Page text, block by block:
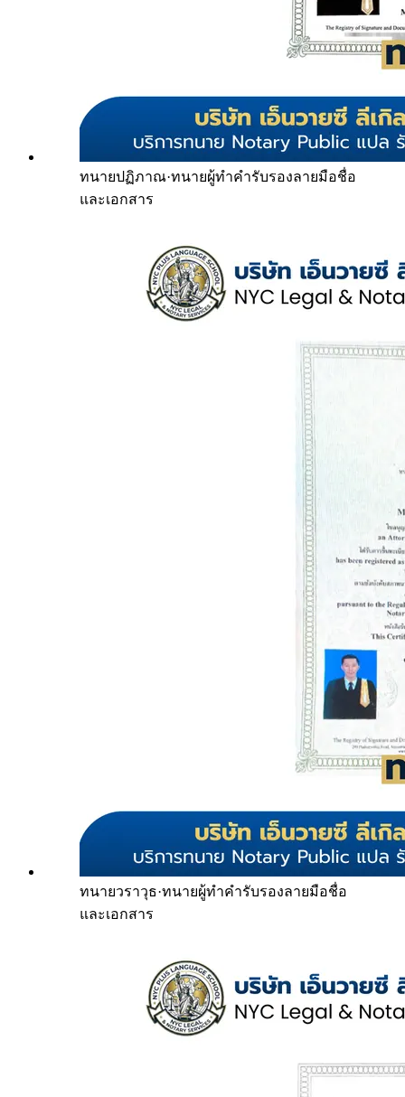
ทนายปฏิภาณ·ทนายผู้ทำคำรับรองลายมือชื่อ
และเอกสาร
ทนายวราวุธ·ทนายผู้ทำคำรับรองลายมือชื่อ
และเอกสาร